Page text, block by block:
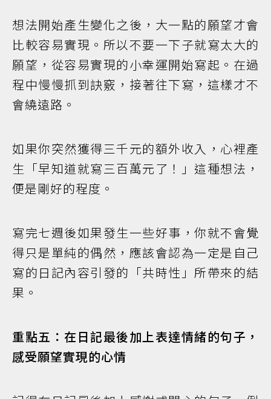
想法開始產生變化之後，大一點的願望才會
比較容易實現。所以不要一下子就寫太大的
願望，從容易實現的小幸運開始寫起。在過
程中慢慢抓到訣竅，接著往下寫，這樣才不
會繞遠路。
如果你突然獲得三千元的額外收入，心裡產
生「早知道就寫三百萬元了！」這種想法，
便是剛好的程度。
寫完七週後如果發生一些好事，你就不會覺
得只是單純的偶然，應該會認為一定是自己
寫的日記內容引發的「共時性」所帶來的結
果。
重點五：在日記最後加上表達情緒的句子，
感受願望實現的心情